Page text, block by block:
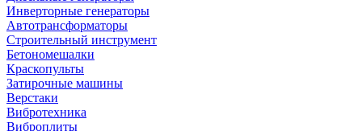
Инверторные генераторы
Автотрансформаторы
Строительный инструмент
Бетономешалки
Краскопульты
Затирочные машины
Верстаки
Вибротехника
Виброплиты